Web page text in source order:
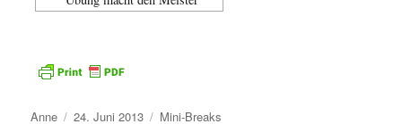
Autor
Anne
Veröffentlicht
24. Juni 2013 Kategorien
Mini-Breaks